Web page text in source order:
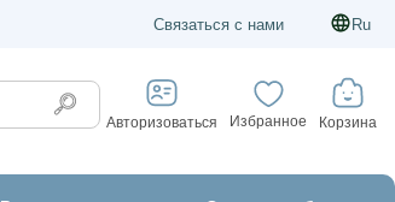
Связаться с нами Ru
Авторизоваться Избранное Корзина